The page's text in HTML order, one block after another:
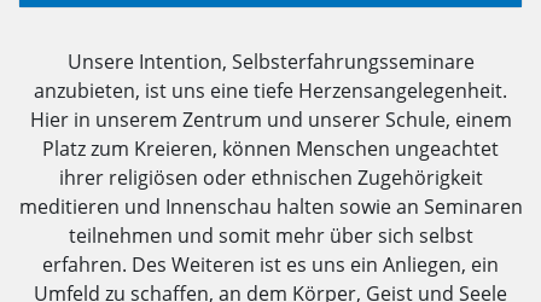
Unsere Intention, Selbsterfahrungsseminare
anzubieten, ist uns eine tiefe Herzensangelegenheit.
Hier in unserem Zentrum und unserer Schule, einem
Platz zum Kreieren, können Menschen ungeachtet
ihrer religiösen oder ethnischen Zugehörigkeit
meditieren und Innenschau halten sowie an Seminaren
teilnehmen und somit mehr über sich selbst
erfahren. Des Weiteren ist es uns ein Anliegen, ein
Umfeld zu schaffen, an dem Körper, Geist und Seele